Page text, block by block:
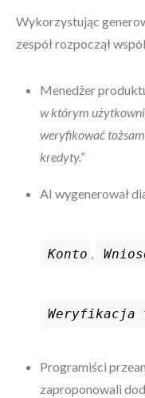
Wykorzystując
zespół rozpoczął
Menedżer
w którym
weryfikować
kredyty.”
AI wygenerował
Konto ,
Weryfikacja
Programiści
zaproponowali